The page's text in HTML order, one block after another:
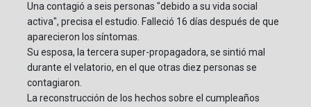
Una contagió a seis personas "debido a su vida social
activa", precisa el estudio. Falleció 16 días después de que
aparecieron los síntomas.
Su esposa, la tercera super-propagadora, se sintió mal
durante el velatorio, en el que otras diez personas se
contagiaron.
La reconstrucción de los hechos sobre el cumpleaños